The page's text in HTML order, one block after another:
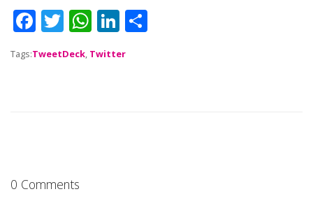
JOBS
TECH
BLOG
F
a
c
k
T
w
it
W
h
a
Li
k
Tags:TweetDeck, Twitter
0 Comments